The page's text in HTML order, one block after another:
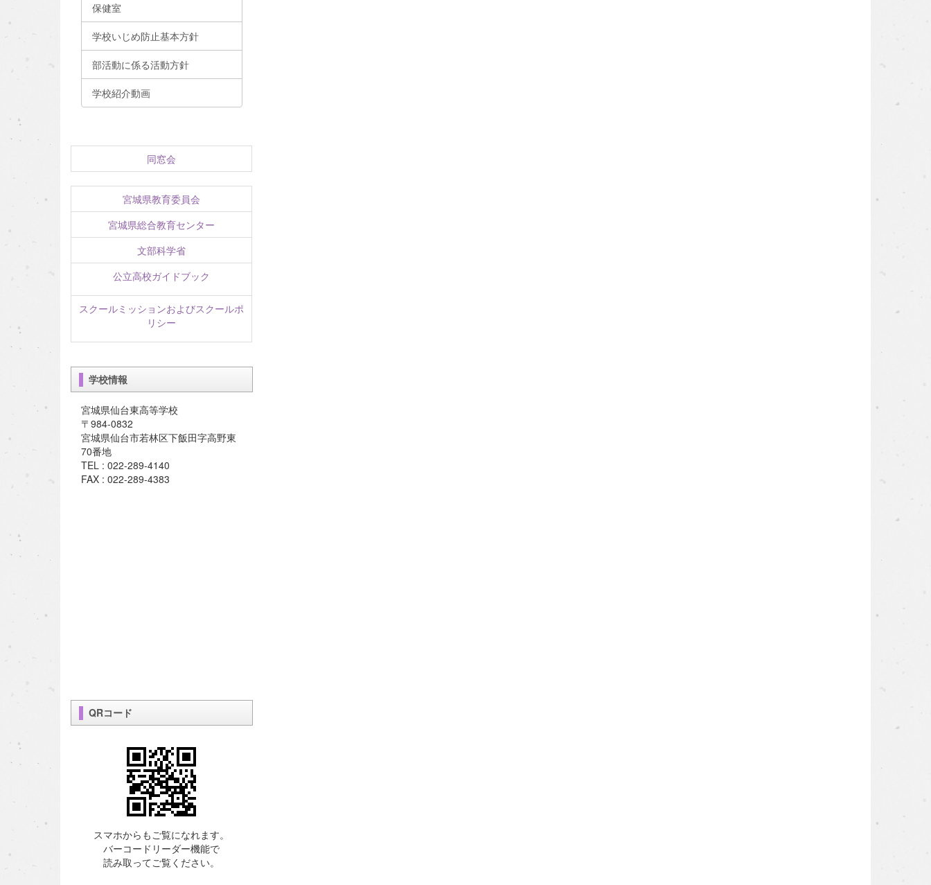
保健室
学校いじめ防止基本方針
部活動に係る活動方針
学校紹介動画
同窓会
宮城県教育委員会
宮城県総合教育センター
文部科学省
公立高校ガイドブック
スクールミッションおよびスクールポ
リシー
学校情報
宮城県仙台東高等学校
〒984-0832
宮城県仙台市若林区下飯田字高野東
70番地
TEL : 022-289-4140
FAX : 022-289-4383
QRコード
スマホからもご覧になれます。
バーコードリーダー機能で
読み取ってご覧ください。